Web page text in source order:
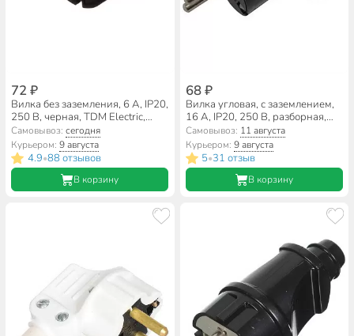
72 ₽
Вилка без заземления, 6 А, IP20,
250 В, черная, TDM Electric,
SQ1806-0002
Самовывоз:сегодня
Курьером:9 августа
4.9•88 отзывов
В корзину
68 ₽
Вилка угловая, с заземлением,
16 А, IP20, 250 В, разборная,
круглая, черная, General
Lighting Systems, GRV-P-16-С-
G-W-IP20, 470511
Самовывоз: 11 августа
Курьером: 9 августа
5•31 отзыв
В корзину